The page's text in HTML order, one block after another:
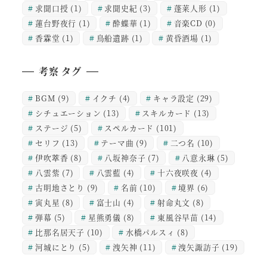
求聞口授 (1) 求聞史紀 (3) 蓬莱人形 (1)
蓮台野夜行 (1) 酔蝶華 (1) 音楽CD (0)
香霖堂 (1) 鳥船遺跡 (1) 黄昏酒場 (1)
考察 タグ
BGM (9) イクチ (4) キャラ設定 (29)
シチュエーション (13) スキルカード (13)
ステージ (5) スペルカード (101)
セリフ (13) テーマ曲 (9) 二つ名 (10)
伊吹萃香 (8) 八坂神奈子 (7) 八意永琳 (5)
八雲紫 (7) 八雲藍 (4) 十六夜咲夜 (4)
古明地さとり (9) 名前 (10) 境界 (6)
寅丸星 (8) 富士山 (4) 射命丸文 (8)
弾幕 (5) 星熊勇儀 (8) 東風谷早苗 (14)
比那名居天子 (10) 水橋パルスィ (8)
河城にとり (5) 洩矢神 (11) 洩矢諏訪子 (19)